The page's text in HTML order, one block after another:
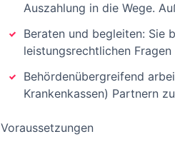
Auszahlung in die Wege.
Beraten und begleiten: Sie
leistungsrechtlichen
Behördenübergreifend
Krankenkassen) Partnern
Voraussetzungen